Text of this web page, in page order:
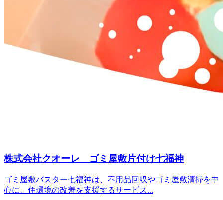
株式会社クオーレ ゴミ屋敷片付け七福神
ゴミ屋敷バスター七福神は、不用品回収やゴミ屋敷清掃を中
心に、住環境の改善を支援するサービス...